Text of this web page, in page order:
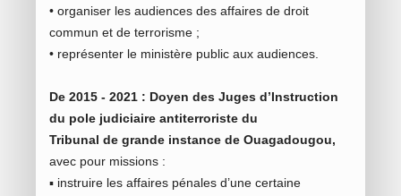
• organiser les audiences des affaires de droit
commun et de terrorisme ;
• représenter le ministère public aux audiences.
De 2015 - 2021 : Doyen des Juges d’Instruction
du pole judiciaire antiterroriste du
Tribunal de grande instance de Ouagadougou,
avec pour missions :
▪ instruire les affaires pénales d’une certaine